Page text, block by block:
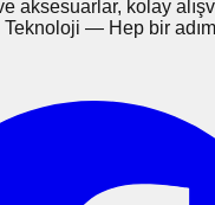
aksesuarlar, kolay
Teknoloji — Hep bir